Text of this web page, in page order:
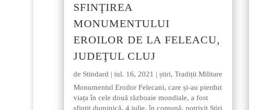
SFINŢIREA
MONUMENTULUI
EROILOR DE LA FELEACU,
JUDEŢUL CLUJ
de Stindard | iul. 16, 2021 | știri, Tradiții Militare
Monumentul Eroilor Felecani, care și-au pierdut
viața în cele două războaie mondiale, a fost
sfințit duminică, 4 iulie, în comună, potrivit Știri